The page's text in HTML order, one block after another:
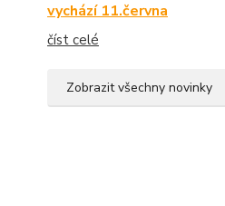
vychází 11.června
číst celé
Zobrazit všechny novinky